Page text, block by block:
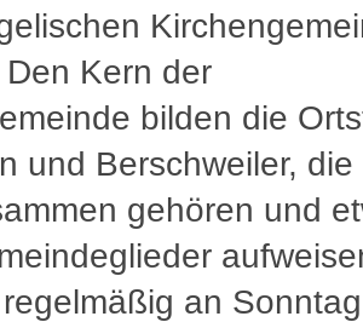
Kern der
bilden die
und Berschweiler, die
gehören und
an